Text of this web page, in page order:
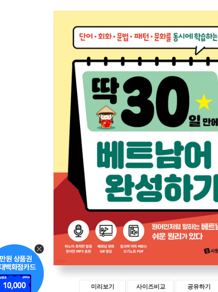
미리보기 사이즈비교 공유하기